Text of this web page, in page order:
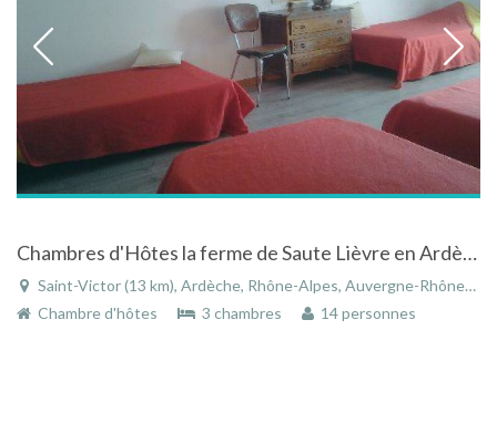
Chambres d'Hôtes la ferme de Saute Lièvre en Ardèche
Saint-Victor (13 km), Ardèche, Rhône-Alpes, Auvergne-Rhône-Alpes, France
Chambre d'hôtes
3 chambres 14 personnes